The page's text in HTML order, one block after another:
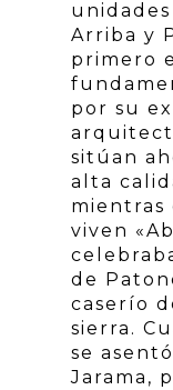
Arriba y
primero
por su
sitúan
alta
mientras
viven
de
caserío
sierra.
se
Jarama,